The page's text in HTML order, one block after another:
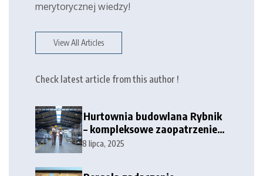
merytorycznej wiedzy!
View All Articles
Check latest article from this author !
Hurtownia budowlana Rybnik
– kompleksowe zaopatrzenie
dla firm i klientów
8 lipca, 2025